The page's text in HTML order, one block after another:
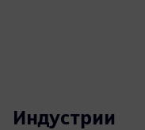
Индустрии